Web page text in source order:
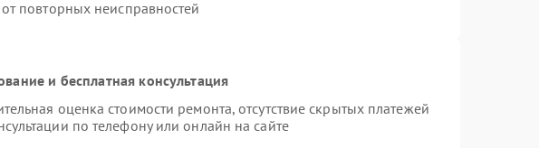
повторных неисправностей
и бесплатная консультация
оценка стоимости ремонта, отсутствие скрытых платежей
по телефону или онлайн на сайте